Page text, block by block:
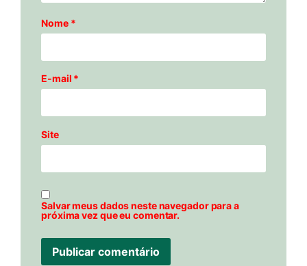
Nome *
E-mail *
Site
Salvar meus dados neste navegador para a
próxima vez que eu comentar.